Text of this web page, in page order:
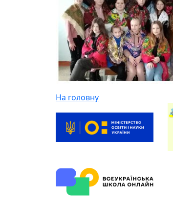
На головну